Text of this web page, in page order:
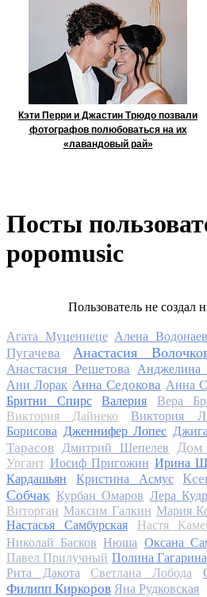
Кэти Перри и Джастин Трюдо позвали
фотографов полюбоваться на их
«лавандовый рай»
Посты
popomusic
Пользователь не создал
Агата Муцениеце Алена
Пугачева
Анастасия
Анастасия Решетова
Ани Лорак Анна Седокова Анна
Бритни Спирс
Валерия Вера
Виктория Дайнеко Виктория
Борисова Дженнифер Лопес
Тарасов
Дмитрий Шепелев
Ургант Иосиф Пригожин Ирина
Кардашьян
Кристина Асмус
Собчак Курбан Омаров Лера
Виторган Максим Галкин Мария
Настасья Самбурская
Настя
Николай Басков Нюша Оксана
Павел Прилучный Полина Гагарина
Рита Дакота
Светлана Лобода
Филипп Киркоров Яна Рудковская